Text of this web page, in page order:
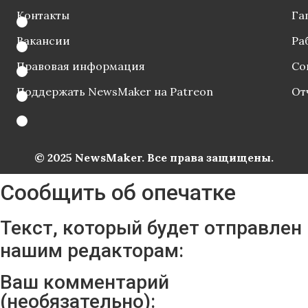
Контакты
Вакансии
Правовая информация
Поддержать NewsMaker на Patreon
© 2025 NewsMaker. Все права защищены.
Сообщить об опечатке
Текст, который будет отправлен
нашим редакторам:
Ваш комментарий
(необязательно):